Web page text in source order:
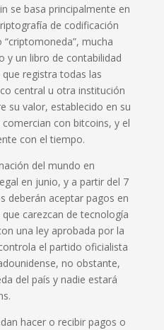
se basa principalmente en
de codificación
mucha
y un libro de contabilidad
registra todas las
central u otra institución
su valor, establecido en su
con bitcoins, y el
con el tiempo.
del mundo en
en junio, y a partir del 7
deberán aceptar pagos en
carezcan de tecnología
una ley aprobada por la
el partido oficialista
no obstante,
del país y nadie estará
hacer o recibir pagos o